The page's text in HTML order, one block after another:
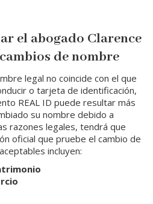
el abogado Clarence
de nombre
legal no coincide con el que
o tarjeta de identificación,
REAL ID puede resultar más
su nombre debido a
razones legales, tendrá que
oficial que pruebe el cambio de
incluyen: